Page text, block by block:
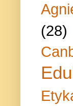
(28)